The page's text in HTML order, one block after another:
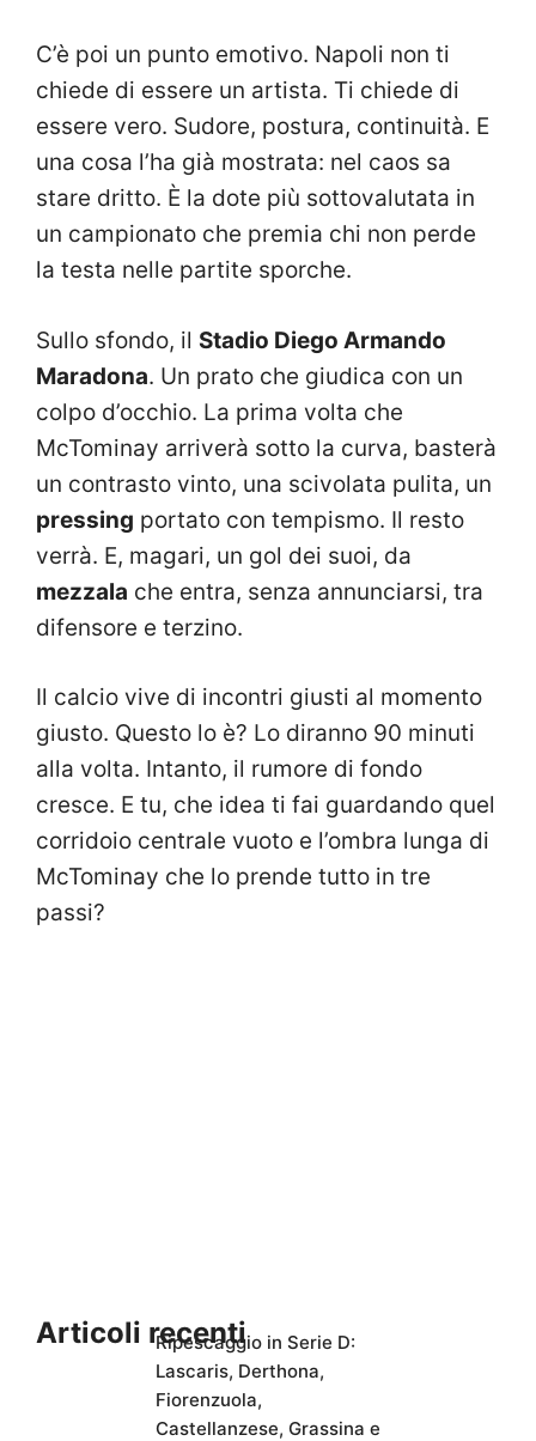
C’è poi un punto emotivo. Napoli non ti
chiede di essere un artista. Ti chiede di
essere vero. Sudore, postura, continuità. E
una cosa l’ha già mostrata: nel caos sa
stare dritto. È la dote più sottovalutata in
un campionato che premia chi non perde
la testa nelle partite sporche.
Sullo sfondo, il Stadio Diego Armando
Maradona. Un prato che giudica con un
colpo d’occhio. La prima volta che
McTominay arriverà sotto la curva, basterà
un contrasto vinto, una scivolata pulita, un
pressing portato con tempismo. Il resto
verrà. E, magari, un gol dei suoi, da
mezzala che entra, senza annunciarsi, tra
difensore e terzino.
Il calcio vive di incontri giusti al momento
giusto. Questo lo è? Lo diranno 90 minuti
alla volta. Intanto, il rumore di fondo
cresce. E tu, che idea ti fai guardando quel
corridoio centrale vuoto e l’ombra lunga di
McTominay che lo prende tutto in tre
passi?
Articoli recentiRipescaggio in Serie D:
Lascaris, Derthona,
Fiorenzuola,
Castellanzese, Grassina e